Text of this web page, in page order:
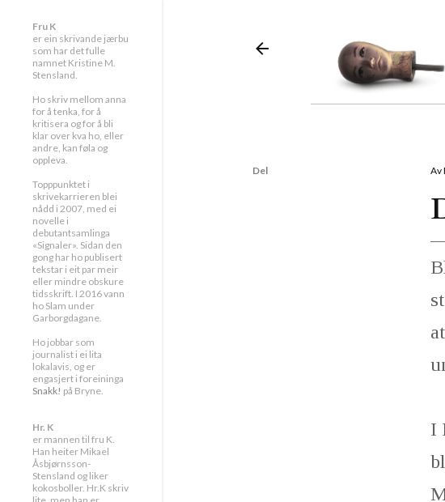
Del Av
I
Fru K
er ein skrivande jærbu
som har det fulle
namnet Kristine M.
Stensland.
Ho skriv mellom anna
for å tenka, for å
kritisera og for å bli
klar over kva ho, eller
andre, kan føla og
oppleva.
Topppunktet i
skrivekarrieren blei
nådd i 2007, med ei
novelle i
debutantsamlinga
«Signaler». Sidan den
gong har ho publisert
tekstar i eit par meir
eller mindre obskure
tidsskrift. I 2016 vann
ho Slam under
Garborgdagane.
Ho jobbar som
journalist i ei lita
lokalavis, og er
engasjert i foreininga
Snakk! på Bryne.
Hr. K
er mannen til fru K.
Han heiter Mikael
Åsbjørnsson-
Stensland og liker
kokosboller. Hr.K skriv